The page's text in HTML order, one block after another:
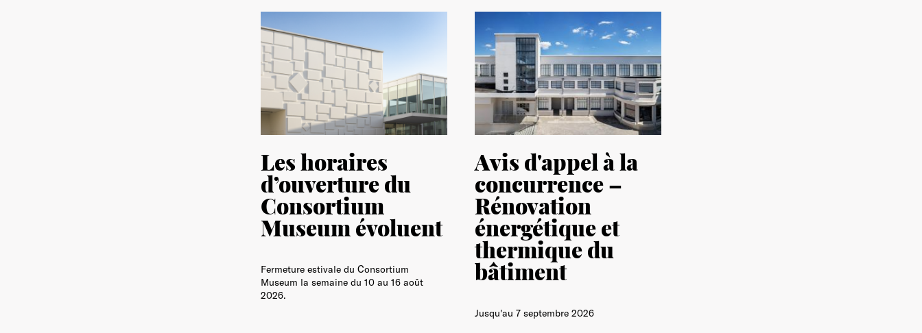
Les horaires
d’ouverture du
Consortium
Museum évoluent
Fermeture estivale du Consortium
Museum la semaine du 10 au 16 août
2026.
Avis d'appel à la
concurrence –
Rénovation
énergétique et
thermique du
bâtiment
Jusqu'au 7 septembre 2026